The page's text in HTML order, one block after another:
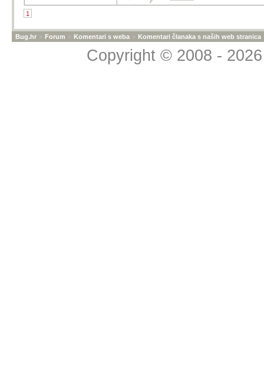
1
Bug.hr » Forum » Komentari s weba » Komentari članaka s naših web stranica
Copyright © 2008 -